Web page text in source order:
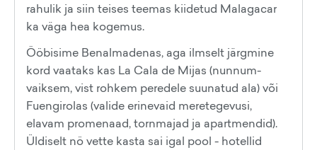
rahulik ja siin teises teemas kiidetud Malagacar
ka väga hea kogemus.
Ööbisime Benalmadenas, aga ilmselt järgmine
kord vaataks kas La Cala de Mijas (nunnum-
vaiksem, vist rohkem peredele suunatud ala) või
Fuengirolas (valide erinevaid meretegevusi,
elavam promenaad, tornmajad ja apartmendid).
Üldiselt nö vette kasta sai igal pool - hotellid